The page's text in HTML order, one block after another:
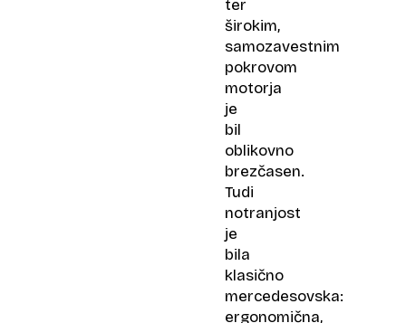
ter
širokim,
samozavestnim
pokrovom
motorja
je
bil
oblikovno
brezčasen.
Tudi
notranjost
je
bila
klasično
mercedesovska:
ergonomična,